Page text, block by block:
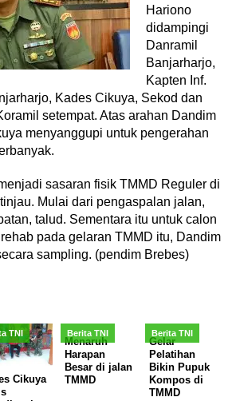
Hariono
didampingi
Danramil
Banjarharjo,
Kapten Inf.
Kades Cikuya, Sekod dan
setempat. Atas arahan Dandim
menyanggupi untuk pengerahan
sasaran fisik TMMD Reguler di
Mulai dari pengaspalan jalan,
talud. Sementara itu untuk calon
pada gelaran TMMD itu, Dandim
sampling. (pendim Brebes)
TNI
Cikuya
Berita TNI
Menaruh
Harapan
Besar di jalan
TMMD
Berita TNI
Gelar
Pelatihan
Bikin Pupuk
Kompos di
TMMD